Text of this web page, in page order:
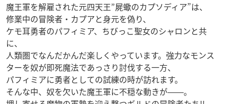
魔王軍を解雇された元四天王”屍蠍のカプソディア”は、
修業中の冒険者・カプアと身元を偽り、
ケモ耳勇者のパフィミア、ちびっこ聖女のシャロンと共
に、
人類圏でなんだかんだ楽しくやっています。強力なモンス
ターを奴が即死魔法であっさり討伐する一方、
パフィミアに勇者としての試練の時が訪れます。
そんな中、奴を欠いた魔王軍に不穏な動きが――。